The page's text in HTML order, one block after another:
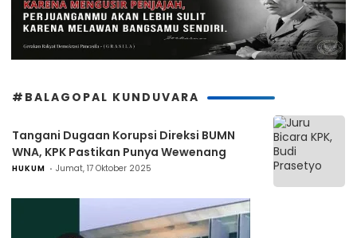
#BALAGOPAL KUNDUVARA
Tangani Dugaan Korupsi Direksi BUMN
WNA, KPK Pastikan Punya Wewenang
HUKUM Jumat, 17 Oktober 2025